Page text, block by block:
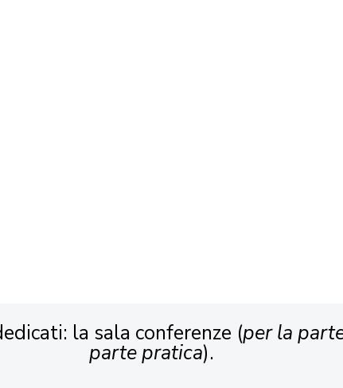
la sala conferenze (per la
parte pratica).